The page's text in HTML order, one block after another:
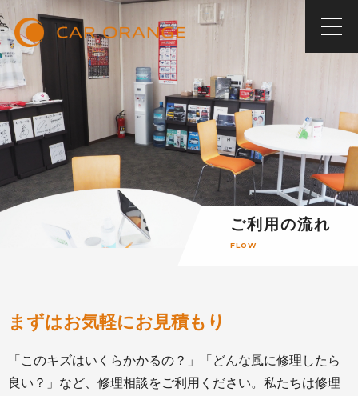
ご利用の流れ
FLOW
まずはお気軽にお見積もり
「このキズはいくらかかるの？」「どんな風に修理したら
良い？」など、修理相談をご利用ください。私たちは修理